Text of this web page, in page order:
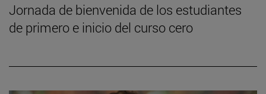
Jornada de bienvenida de los estudiantes
de primero e inicio del curso cero